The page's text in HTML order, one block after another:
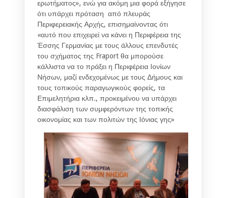
ερωτήματος», ενώ για ακόμη μια φορά εξήγησε
ότι υπάρχει πρόταση από πλευράς
Περιφερειακής Αρχής, επισημαίνοντας ότι
«αυτό που επιχειρεί να κάνει η Περιφέρεια της
Έσσης Γερμανίας με τους άλλους επενδυτές
του σχήματος της Fraport θα μπορούσε
κάλλιστα να το πράξει η Περιφέρεια Ιονίων
Νήσων, μαζί ενδεχομένως με τους Δήμους και
τους τοπικούς παραγωγικούς φορείς, τα
Επιμελητήρια κλπ., προκειμένου να υπάρχει
διασφάλιση των συμφερόντων της τοπικής
οικονομίας και των πολιτών της Ιόνιας γης»